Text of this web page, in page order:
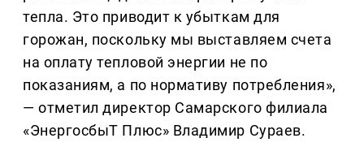
тепла. Это приводит к убыткам для
горожан, поскольку мы выставляем счета
на оплату тепловой энергии не по
показаниям, а по нормативу потребления»,
— отметил директор Самарского филиала
«ЭнергосбыТ Плюс» Владимир Сураев.